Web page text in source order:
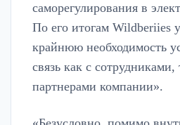
саморегулирования в
По его итогам Wildberiies
крайнюю необходимость
связь как с сотрудниками,
партнерами компании».